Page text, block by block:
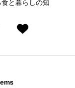
と暮らしの知